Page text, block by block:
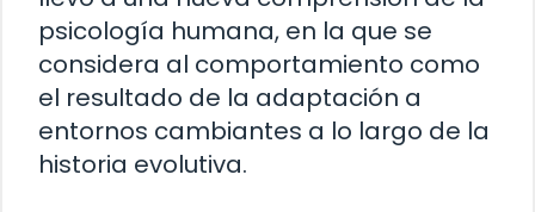
psicología humana, en la que se
considera al comportamiento como
el resultado de la adaptación a
entornos cambiantes a lo largo de la
historia evolutiva.